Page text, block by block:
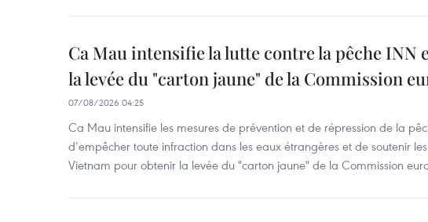
Ca Mau intensifie la lutte contre la pêche INN
la levée du "carton jaune" de la Commission
07/08/2026 04:25
Ca Mau intensifie les mesures de prévention et de répression de la
d’empêcher toute infraction dans les eaux étrangères et de soutenir
Vietnam pour obtenir la levée du "carton jaune" de la Commission